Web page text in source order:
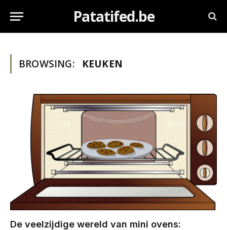
Patatifed.be
BROWSING: KEUKEN
De veelzijdige wereld van mini ovens: